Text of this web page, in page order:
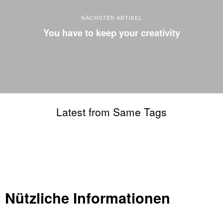
NÄCHSTER ARTIKEL
You have to keep your creativity
Latest from Same Tags
Nützliche Informationen